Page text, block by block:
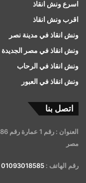
اسرع ونش انقاذ
اقرب ونش انقاذ
ونش انقاذ في مدينة نصر
ونش انقاذ في مصر الجديدة
ونش انقاذ في الرحاب
ونش انقاذ في العبور
اتصل بنا
مصر
رقم الهاتف : 01093018585